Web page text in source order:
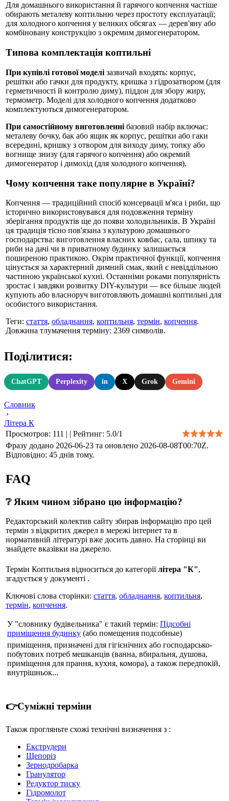
Для домашнього використання й гарячого копчення частіше
обирають металеву коптильню через простоту експлуатації;
для холодного копчення у великих обсягах — дерев'яну або
комбіновану конструкцію з окремим димогенератором.
Типова комплектація коптильні
При купівлі готової моделі зазвичай входять: корпус,
решітки або гачки для продукту, кришка з гідрозатвором (для
герметичності й контролю диму), піддон для збору жиру,
термометр. Моделі для холодного копчення додатково
комплектуються димогенератором.
При самостійному виготовленні базовий набір включає:
металеву бочку, бак або ящик як корпус, решітки або гаки
всередині, кришку з отвором для виходу диму, топку або
вогнище знизу (для гарячого копчення) або окремий
димогенератор і димохід (для холодного копчення).
Чому копчення таке популярне в Україні?
Копчення — традиційний спосіб консервації м'яса і риби, що
історично використовувався для подовження терміну
зберігання продуктів ще до появи холодильників. В Україні
ця традиція тісно пов'язана з культурою домашнього
господарства: виготовлення власних ковбас, сала, шпику та
риби на дачі чи в приватному будинку залишається
поширеною практикою. Окрім практичної функції, копчення
цінується за характерний димний смак, який є невіддільною
частиною української кухні. Останніми роками популярність
зростає і завдяки розвитку DIY-культури — все більше людей
купують або власноруч виготовляють домашні коптильні для
особистого використання.
Теги: стаття, обладнання, коптильня, термін, копчення.
Довжина тлумачення терміну: 2369 символів.
Поділитися:
ChatGPT Perplexity in X Grok Gemini
Словник
›
Літера К
Просмотров: 111 | | Рейтинг: 5.0/1
Фразу додано 2026-06-23 та оновлено 2026-08-08T00:70Z.
Відповідно: 45 днів тому.
FAQ
❔ Яким чином зібрано цю інформацію?
Редакторський колектив сайту збирав інформацію про цей
термін з відкритих джерел в мережі інтернет та в
нормативній літературі вже досить давно. На сторінці ви
знайдете вказівки на джерело.
Термін Коптильня відноситься до категоріїлітера "К",
згадується у документі .
Ключові слова сторінки: стаття, обладнання, коптильня,
термін, копчення.
У "словнику будівельника" є такий термін: Підсобні
приміщення будинку (або помещения подсобные)
приміщення, призначені для гігієнічних або господарсько-
побутових потреб мешканців (ванна, вбиральня, душова,
приміщення для прання, кухня, комора), а також передпокій,
внутрішньок...
👉Суміжні терміни
Також прогляньте схожі технічні визначення з :
Екструдери
Щепоріз
Зернодробарка
Гранулятор
Редуктор тиску
Гідромолот